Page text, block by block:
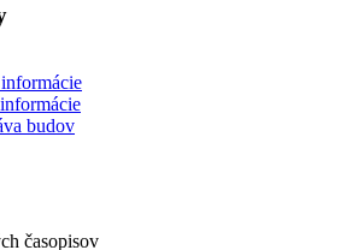
budov
časopisov